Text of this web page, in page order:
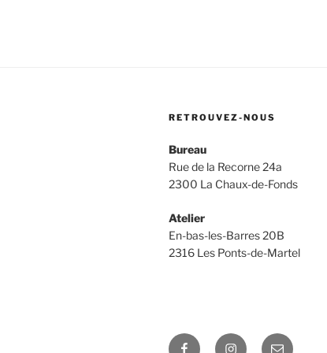
RETROUVEZ-NOUS
Bureau
Rue de la Recorne 24a
2300 La Chaux-de-Fonds
Atelier
En-bas-les-Barres 20B
2316 Les Ponts-de-Martel
FacebookInstagram
E-